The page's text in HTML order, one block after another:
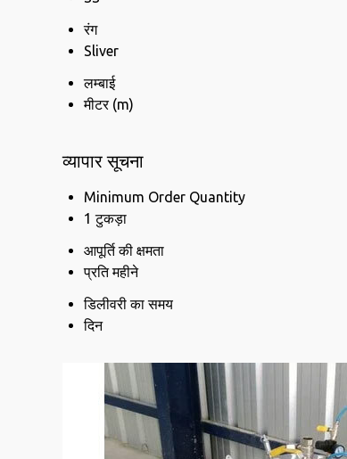
रंग
Sliver
लम्बाई
मीटर (m)
व्यापार सूचना
Minimum Order Quantity
1 टुकड़ा
आपूर्ति की क्षमता
प्रति महीने
डिलीवरी का समय
दिन